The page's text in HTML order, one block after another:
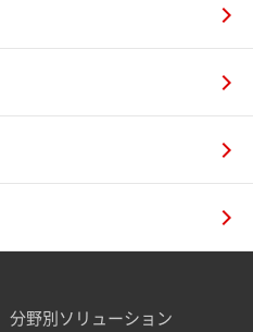
分野別ソリューション